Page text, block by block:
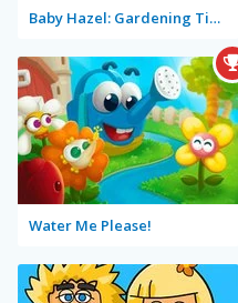
Baby Hazel: Gardening Time
Water Me Please!